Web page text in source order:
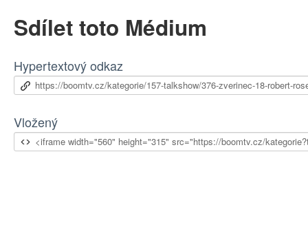
Sdílet toto Médium
Hypertextový odkaz
Vložený